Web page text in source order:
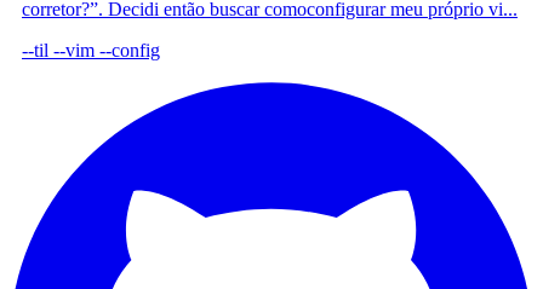
corretor?”. Decidi então buscar comoconfigurar meu próprio vi...
--til --vim --config